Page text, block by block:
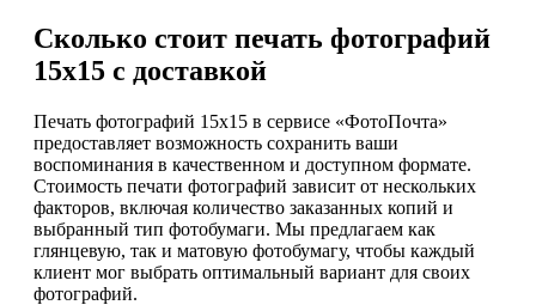
Сколько стоит печать фотографий
15х15 с доставкой
Печать фотографий 15х15 в сервисе «ФотоПочта»
предоставляет возможность сохранить ваши
воспоминания в качественном и доступном формате.
Стоимость печати фотографий зависит от нескольких
факторов, включая количество заказанных копий и
выбранный тип фотобумаги. Мы предлагаем как
глянцевую, так и матовую фотобумагу, чтобы каждый
клиент мог выбрать оптимальный вариант для своих
фотографий.